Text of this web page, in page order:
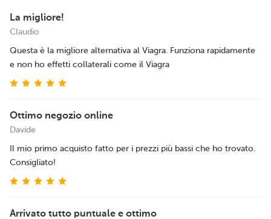
La migliore!
Claudio
Questa è la migliore alternativa al Viagra. Funziona rapidamente
e non ho effetti collaterali come il Viagra
Ottimo negozio online
Davide
Il mio primo acquisto fatto per i prezzi più bassi che ho trovato.
Consigliato!
Arrivato tutto puntuale e ottimo